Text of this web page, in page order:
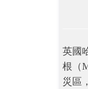
英國
根（
災區